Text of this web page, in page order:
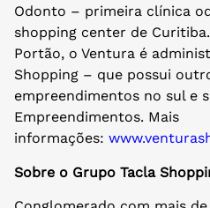
Odonto – primeira clínica
shopping center de
Portão, o Ventura é
Shopping – que possui
empreendimentos no sul e
Empreendimentos. Mais
informações:
Sobre o Grupo Tacla